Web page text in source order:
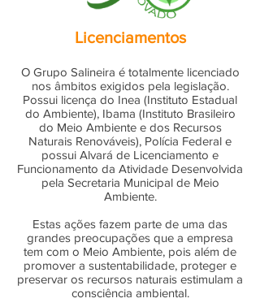
Licenciamentos
O Grupo Salineira é totalmente licenciado
nos âmbitos exigidos pela legislação.
Possui licença do Inea (Instituto Estadual
do Ambiente), Ibama (Instituto Brasileiro
do Meio Ambiente e dos Recursos
Naturais Renováveis), Polícia Federal e
possui Alvará de Licenciamento e
Funcionamento da Atividade Desenvolvida
pela Secretaria Municipal de Meio
Ambiente.
Estas ações fazem parte de uma das
grandes preocupações que a empresa
tem com o Meio Ambiente, pois além de
promover a sustentabilidade, proteger e
preservar os recursos naturais estimulam a
consciência ambiental.